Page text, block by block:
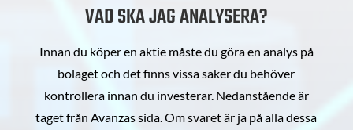
VAD SKA JAG ANALYSERA?
Innan du köper en aktie måste du göra en analys på
bolaget och det finns vissa saker du behöver
kontrollera innan du investerar. Nedanstående är
taget från Avanzas sida. Om svaret är ja på alla dessa